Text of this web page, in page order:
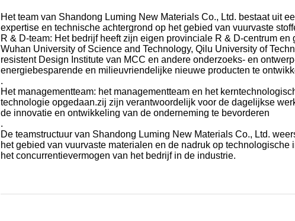
Het team van Shandong Luming New Materials Co., Ltd. bestaat uit
expertise en technische achtergrond op het gebied van vuurvaste
R & D-team: Het bedrijf heeft zijn eigen provinciale R & D-centrum
Wuhan University of Science and Technology, Qilu University of
resistent Design Institute van MCC en andere onderzoeks- en
energiebesparende en milieuvriendelijke nieuwe producten te
.
Het managementteam: het managementteam en het
technologie opgedaan.zij zijn verantwoordelijk voor de dagelijkse
de innovatie en ontwikkeling van de onderneming te bevorderen
.
De teamstructuur van Shandong Luming New Materials Co., Ltd.
het gebied van vuurvaste materialen en de nadruk op
het concurrentievermogen van het bedrijf in de industrie.